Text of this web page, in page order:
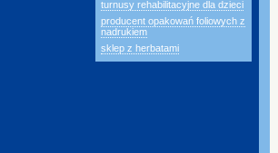
turnusy rehabilitacyjne dla dzieci
producent opakowań foliowych z
nadrukiem
sklep z herbatami